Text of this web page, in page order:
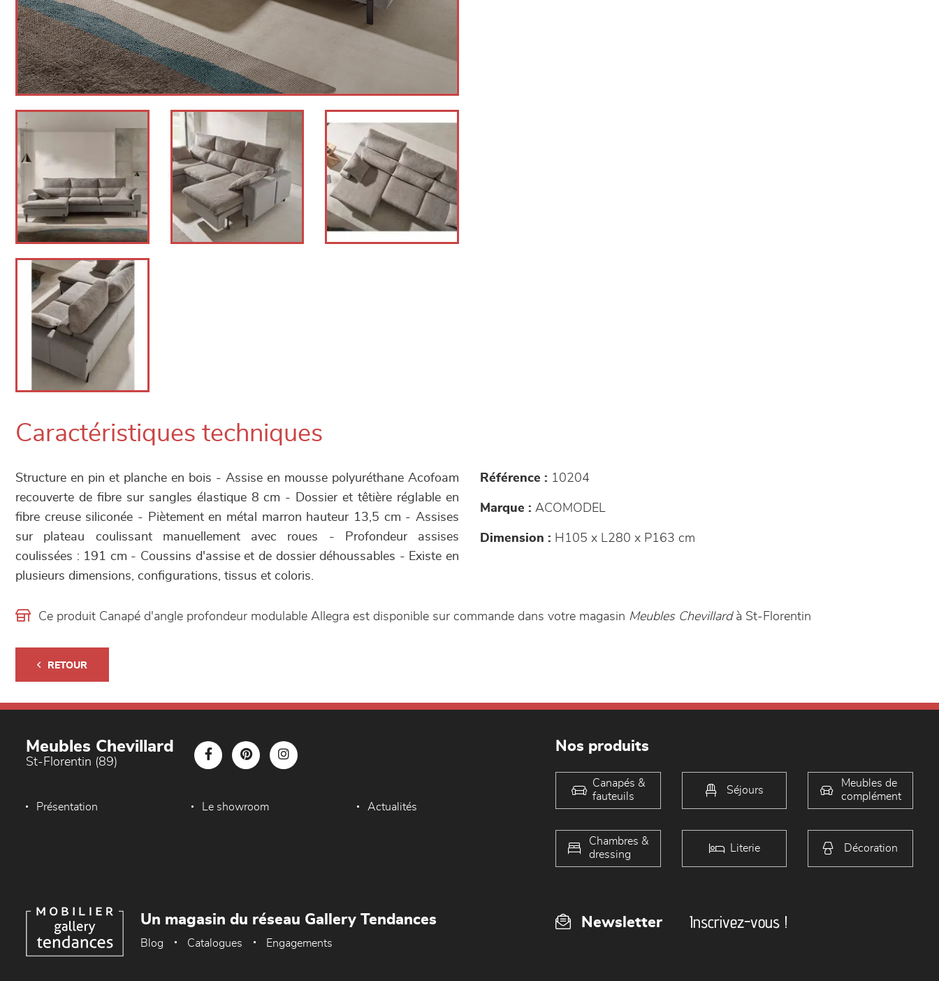
Caractéristiques techniques
Structure en pin et planche en bois - Assise en mousse polyuréthane Acofoam
recouverte de fibre sur sangles élastique 8 cm - Dossier et têtière réglable en
fibre creuse siliconée - Piètement en métal marron hauteur 13,5 cm - Assises
sur plateau coulissant manuellement avec roues - Profondeur assises
coulissées : 191 cm - Coussins d'assise et de dossier déhoussables - Existe en
plusieurs dimensions, configurations, tissus et coloris.
Référence : 10204
Marque : ACOMODEL
Dimension : H105 x L280 x P163 cm
Ce produit Canapé d'angle profondeur modulable Allegra est disponible sur commande dans votre magasin Meubles Chevillardà St-Florentin
RETOUR
Meubles Chevillard
St-Florentin (89)
Présentation Le showroom Actualités
Nos produits
Canapés &
fauteuils
Séjours
Meubles de
complément
Chambres &
dressing
Literie Décoration
Newsletter Inscrivez-vous !
Un magasin du réseau Gallery Tendances
Blog Catalogues Engagements